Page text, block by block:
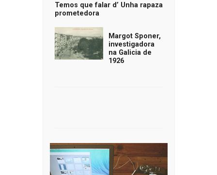
Temos que falar d’ Unha rapaza
prometedora
Margot Sponer,
investigadora
na Galicia de
1926